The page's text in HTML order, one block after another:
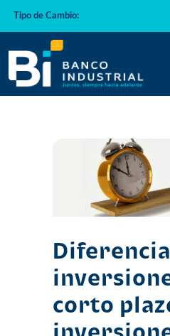
Tipo de Cambio:
corto